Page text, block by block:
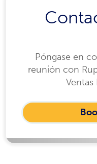
Póngase en
reunión con
Ventas